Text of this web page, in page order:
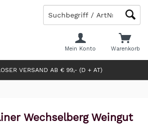
VERSAND AB € 99,- (D + AT)
Warenkorb
Mein Konto
Wechselberg Weingut